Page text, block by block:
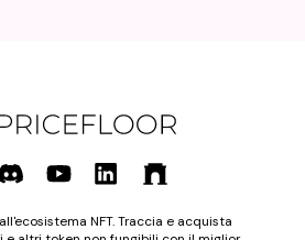
NFT. Traccia e acquista